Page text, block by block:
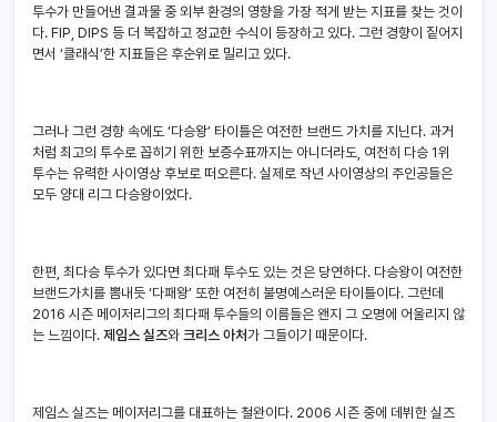
투수가 만들어낸 결과물 중 외부 환경의 영향을 가장 적게 받는 지표를 찾는 것이
다. FIP, DIPS 등 더 복잡하고 정교한 수식이 등장하고 있다. 그런 경향이 짙어지
면서 ‘클래식’한 지표들은 후순위로 밀리고 있다.
그러나 그런 경향 속에도 ‘다승왕’ 타이틀은 여전한 브랜드 가치를 지닌다. 과거
처럼 최고의 투수로 꼽히기 위한 보증수표까지는 아니더라도, 여전히 다승 1위
투수는 유력한 사이영상 후보로 떠오른다. 실제로 작년 사이영상의 주인공들은
모두 양대 리그 다승왕이었다.
한편, 최다승 투수가 있다면 최다패 투수도 있는 것은 당연하다. 다승왕이 여전한
브랜드가치를 뽐내듯 ‘다패왕’ 또한 여전히 불명예스러운 타이틀이다. 그런데
2016 시즌 메이저리그의 최다패 투수들의 이름들은 왠지 그 오명에 어울리지 않
는 느낌이다. 제임스 실즈와 크리스 아처가 그들이기 때문이다.
제임스 실즈는 메이저리그를 대표하는 철완이다. 2006 시즌 중에 데뷔한 실즈